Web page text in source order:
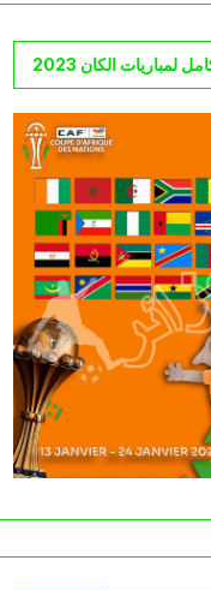
لمباريات الكان 2023